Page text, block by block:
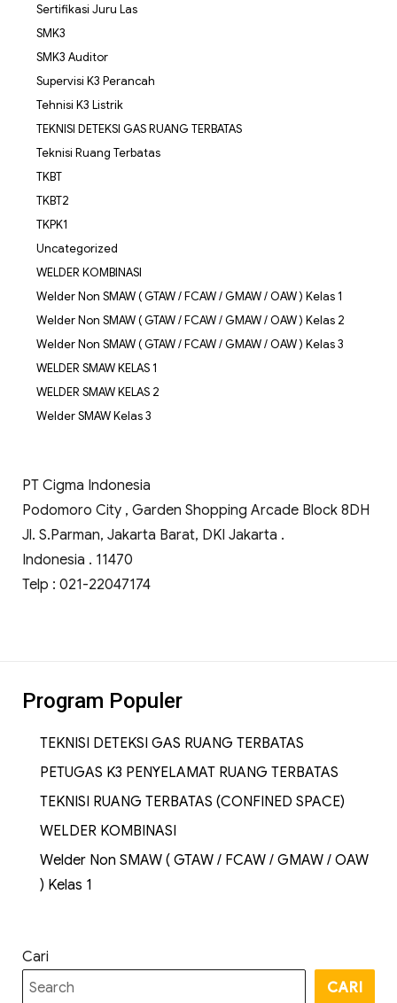
Sertifikasi Juru Las
SMK3
SMK3 Auditor
Supervisi K3 Perancah
Tehnisi K3 Listrik
TEKNISI DETEKSI GAS RUANG TERBATAS
Teknisi Ruang Terbatas
TKBT
TKBT2
TKPK1
Uncategorized
WELDER KOMBINASI
Welder Non SMAW ( GTAW / FCAW / GMAW / OAW ) Kelas 1
Welder Non SMAW ( GTAW / FCAW / GMAW / OAW ) Kelas 2
Welder Non SMAW ( GTAW / FCAW / GMAW / OAW ) Kelas 3
WELDER SMAW KELAS 1
WELDER SMAW KELAS 2
Welder SMAW Kelas 3
PT Cigma Indonesia
Podomoro City , Garden Shopping Arcade Block 8DH
Jl. S.Parman, Jakarta Barat, DKI Jakarta .
Indonesia . 11470
Telp : 021-22047174
Program Populer
TEKNISI DETEKSI GAS RUANG TERBATAS
PETUGAS K3 PENYELAMAT RUANG TERBATAS
TEKNISI RUANG TERBATAS (CONFINED SPACE)
WELDER KOMBINASI
Welder Non SMAW ( GTAW / FCAW / GMAW / OAW
) Kelas 1
Cari
CARI